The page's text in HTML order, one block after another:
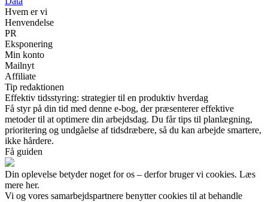
Hvem er vi
Henvendelse
PR
Eksponering
Min konto
Mailnyt
Affiliate
Tip redaktionen
Effektiv tidsstyring: strategier til en produktiv hverdag
Få styr på din tid med denne e-bog, der præsenterer effektive
metoder til at optimere din arbejdsdag. Du får tips til planlægning,
prioritering og undgåelse af tidsdræbere, så du kan arbejde smartere,
ikke hårdere.
Få guiden
Din oplevelse betyder noget for os – derfor bruger vi cookies. Læs
mere her.
Vi og vores samarbejdspartnere benytter cookies til at behandle